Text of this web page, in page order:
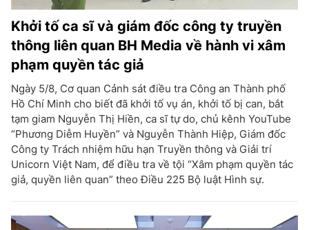
Khởi tố ca sĩ và giám đốc công ty truyền
thông liên quan BH Media về hành vi xâm
phạm quyền tác giả
Ngày 5/8, Cơ quan Cảnh sát điều tra Công an Thành phố
Hồ Chí Minh cho biết đã khởi tố vụ án, khởi tố bị can, bắt
tạm giam Nguyễn Thị Hiền, ca sĩ tự do, chủ kênh YouTube
“Phương Diễm Huyền” và Nguyễn Thành Hiệp, Giám đốc
Công ty Trách nhiệm hữu hạn Truyền thông và Giải trí
Unicorn Việt Nam, để điều tra về tội “Xâm phạm quyền tác
giả, quyền liên quan” theo Điều 225 Bộ luật Hình sự.